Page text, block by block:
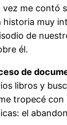
vez me contó
historia muy
de
él.
de
libros y
tropecé
el